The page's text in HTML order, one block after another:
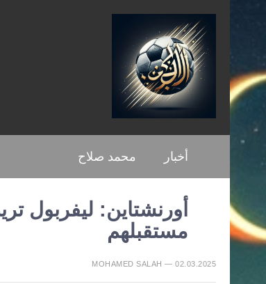
أخبار محمد صلاح
أورنشتاين: ليفربول
مستقبلهم
MOHAMED SALAH — 02.03.2025